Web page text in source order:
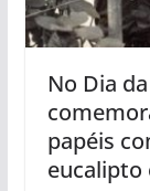
No Dia
papéis
eucalipto